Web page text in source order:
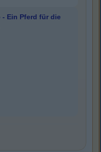
- Ein Pferd für die